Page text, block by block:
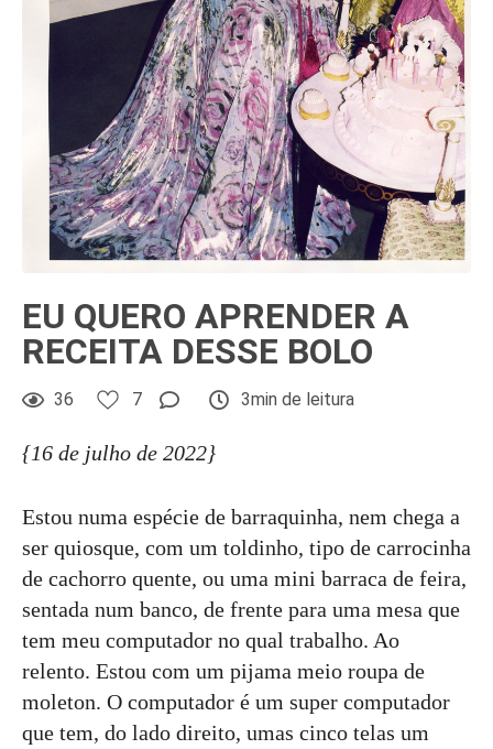
EU QUERO APRENDER A
RECEITA DESSE BOLO
36 7 3min de leitura
{16 de julho de 2022}
Estou numa espécie de barraquinha, nem chega a
ser quiosque, com um toldinho, tipo de carrocinha
de cachorro quente, ou uma mini barraca de feira,
sentada num banco, de frente para uma mesa que
tem meu computador no qual trabalho. Ao
relento. Estou com um pijama meio roupa de
moleton. O computador é um super computador
que tem, do lado direito, umas cinco telas um